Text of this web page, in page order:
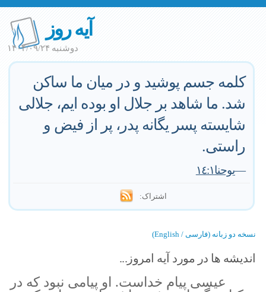
آیه روز
دوشنبه ۱۴۰۴/۰۹/۲۴
كلمه جسم پوشيد و در ميان ما ساكن
شد. ما شاهد بر جلال او بوده ايم، جلالى
شايسته پسر يگانه پدر، پر از فيض و
راستى.
—يوحنا١٤:١
اشتراک:
نسخه دو زبانه (فارسی / English)
اندیشه ها در مورد آیه امروز...
عيسى پيام خداست. او پيامى نبود كه در